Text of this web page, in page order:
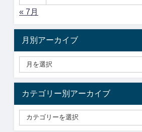
« 7月
月別アーカイブ
カテゴリー別アーカイブ